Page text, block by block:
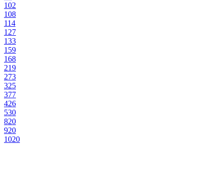
102
108
114
127
133
159
168
219
273
325
377
426
530
820
920
1020